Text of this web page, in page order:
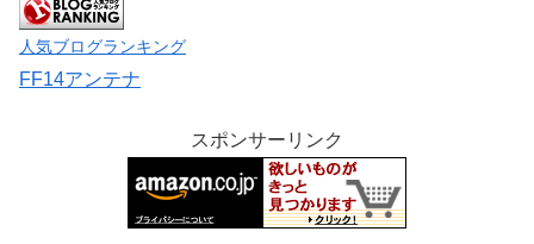
人気ブログランキング
FF14アンテナ
スポンサーリンク